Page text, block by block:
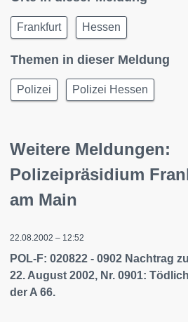
Frankfurt Hessen
Themen in dieser Meldung
Polizei Polizei Hessen
Weitere Meldungen:
Polizeipräsidium
am Main
22.08.2002 – 12:52
POL-F: 020822 - 0902 Nachtrag
22. August 2002, Nr. 0901:
der A 66.